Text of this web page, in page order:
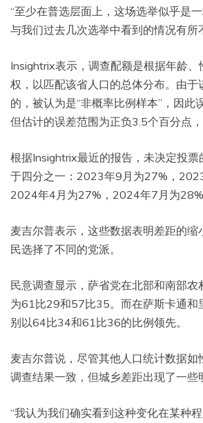
“至少在普选层面上，这场选举似乎是
与我们过去几次选举中看到的情况有所
Insightrix表示，调查配额是根据年龄、
权，以匹配该省人口的总体分布。由于
的，被认为是“非概率比例样本”，因此
但估计的误差范围为正负3.5个百分点，
根据Insightrix最近的报告，未决定投票
于四分之一：2023年9月为27%，
2024年4月为27%，2024年7月为28%
麦吉尔普表示，这些数据表明差距的缩
民选择了不同的党派。
民意调查显示，萨省党在北部和南部农
为61比29和57比35。而在萨斯卡通和
别以64比34和61比36的比例领先。
麦吉尔普说，尽管其他人口统计数据如
调查结果一致，但城乡差距出现了一些
“我认为我们确实看到这种变化在某种